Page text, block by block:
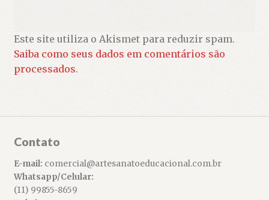
Este site utiliza o Akismet para reduzir spam.
Saiba como seus dados em comentários são
processados.
Contato
E-mail: comercial@artesanatoeducacional.com.br
Whatsapp/Celular:
(11) 99855-8659